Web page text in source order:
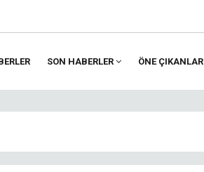
SON HABERLER ÖNE ÇIKANLAR